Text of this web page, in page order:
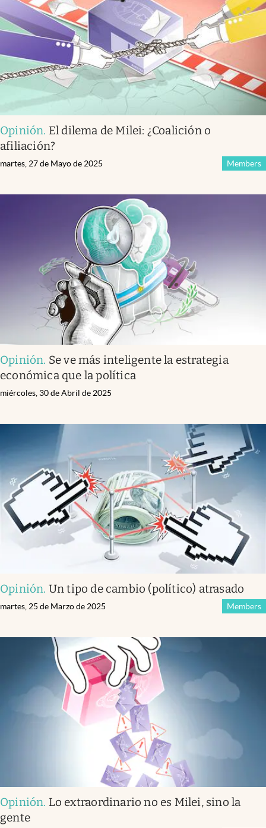
Opinión. El dilema de Milei: ¿Coalición o
afiliación?
Members
martes, 27 de Mayo de 2025
Opinión. Se ve más inteligente la estrategia
económica que la política
miércoles, 30 de Abril de 2025
Opinión. Un tipo de cambio (político) atrasado
Members
martes, 25 de Marzo de 2025
Opinión. Lo extraordinario no es Milei, sino la
gente